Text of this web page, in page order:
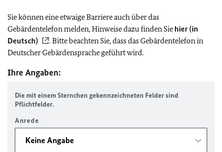
Sie können eine etwaige Barriere auch über das
Gebärdentelefon melden, Hinweise dazu finden Sie hier (in
Deutsch)
. Bitte beachten Sie, dass das Gebärdentelefon in
Deutscher Gebärdensprache geführt wird.
Ihre Angaben:
Die mit einem Sternchen gekennzeichneten Felder sind
Pflichtfelder.
Anrede